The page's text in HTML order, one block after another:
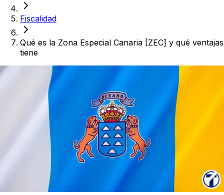
Fiscalidad
Qué es la Zona Especial Canaria [ZEC] y qué ventajas
tiene